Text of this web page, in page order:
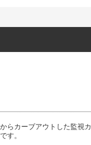
らカーブアウトした監視
す。